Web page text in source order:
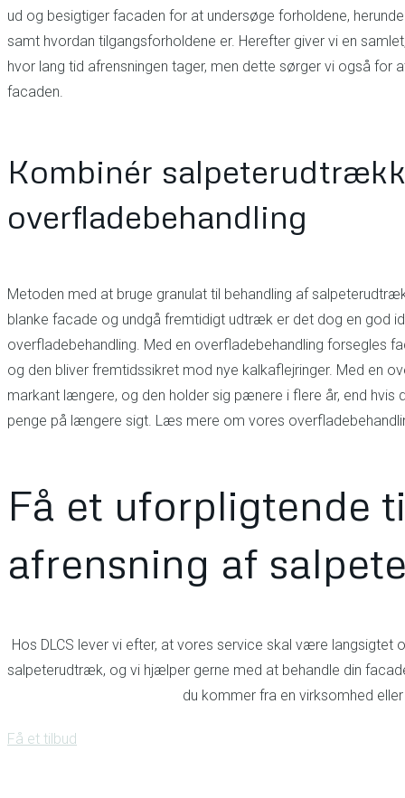
ud og besigtiger facaden for at undersøge forholdene,
samt hvordan tilgangsforholdene er. Herefter giver vi en
hvor lang tid afrensningen tager, men dette sørger vi også for
facaden.
Kombinér
overfladebehandling
Metoden med at bruge granulat til behandling af
blanke facade og undgå fremtidigt udtræk er det dog en god
overfladebehandling. Med en overfladebehandling forsegles
og den bliver fremtidssikret mod nye kalkaflejringer. Med en
markant længere, og den holder sig pænere i flere år, end hvis
penge på længere sigt. Læs mere om vores
Få et uforpligtende
afrensning af
Hos DLCS lever vi efter, at vores service skal være langsigtet
salpeterudtræk, og vi hjælper gerne med at behandle din
du kommer fra en virksomhed
Få et tilbud